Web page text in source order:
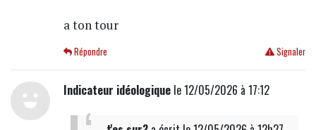
a ton tour
Signaler
Répondre
Indicateur idéologiquele 12/05/2026 à 17:12